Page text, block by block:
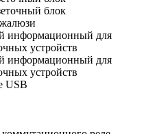
блок
информационный для
устройств
информационный для
устройств
USB